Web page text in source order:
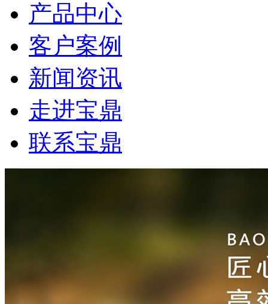
产品中心
客户案例
新闻资讯
走进宝鼎
联系宝鼎